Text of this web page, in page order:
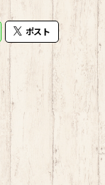
ポスト